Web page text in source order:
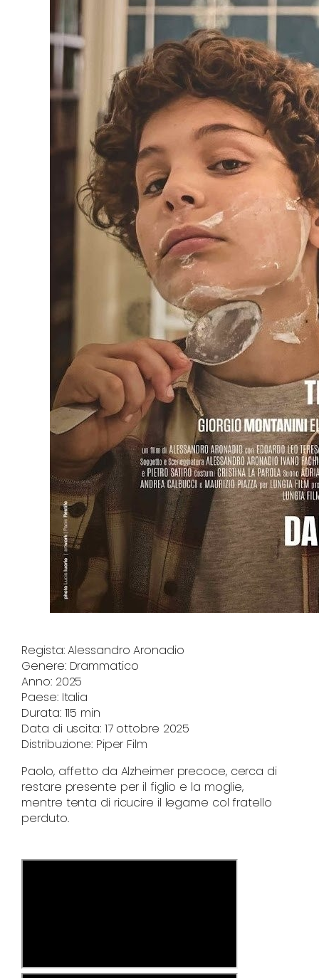
Regista: Alessandro Aronadio
Genere: Drammatico
Anno: 2025
Paese: Italia
Durata: 115 min
Data di uscita: 17 ottobre 2025
Distribuzione: Piper Film
Paolo, affetto da Alzheimer precoce, cerca di
restare presente per il figlio e la moglie,
mentre tenta di ricucire il legame col fratello
perduto.